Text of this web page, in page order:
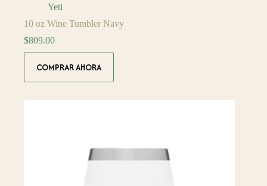
Yeti
10 oz Wine Tumbler Navy
$809.00
COMPRAR AHORA